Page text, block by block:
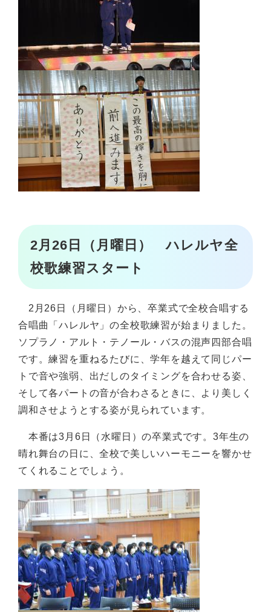
2月26日（月曜日） ハレルヤ全
校歌練習スタート
2月26日（月曜日）から、卒業式で全校合唱する
合唱曲「ハレルヤ」の全校歌練習が始まりました。
ソプラノ・アルト・テノール・バスの混声四部合唱
です。練習を重ねるたびに、学年を越えて同じパー
トで音や強弱、出だしのタイミングを合わせる姿、
そして各パートの音が合わさるときに、より美しく
調和させようとする姿が見られています。
本番は3月6日（水曜日）の卒業式です。3年生の
晴れ舞台の日に、全校で美しいハーモニーを響かせ
てくれることでしょう。